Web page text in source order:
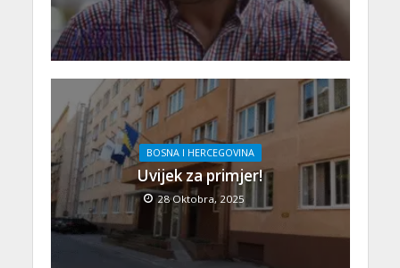
BOSNA I HERCEGOVINA
Uvijek za primjer!
28 Oktobra, 2025